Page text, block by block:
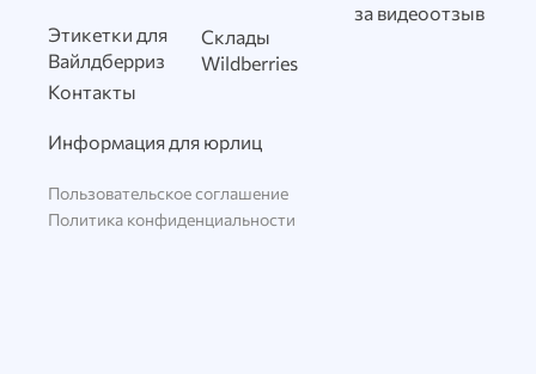
Этикетки для
Вайлдберриз
Склады
Wildberries
за видеоотзыв
Контакты
Информация для юрлиц
Пользовательское соглашение
Политика конфиденциальности